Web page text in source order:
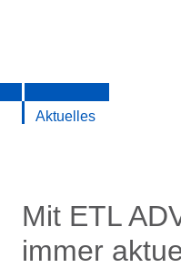
Aktuelles
Mit ETL
immer